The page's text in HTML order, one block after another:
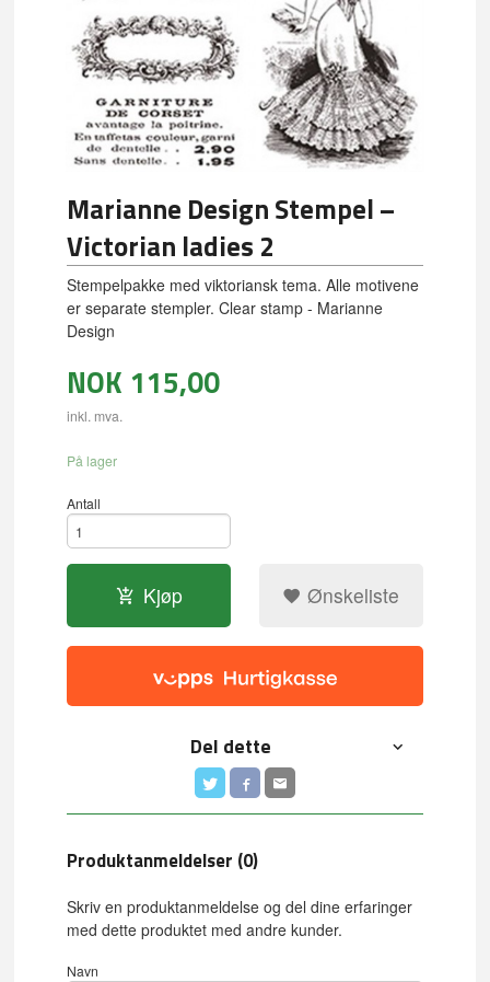
Marianne Design Stempel –
Victorian ladies 2
Stempelpakke med viktoriansk tema. Alle motivene
er separate stempler. Clear stamp - Marianne
Design
NOK 115,00
inkl. mva.
På lager
Antall
Kjøp Ønskeliste
Del dette
Produktanmeldelser (0)
Skriv en produktanmeldelse og del dine erfaringer
med dette produktet med andre kunder.
Navn